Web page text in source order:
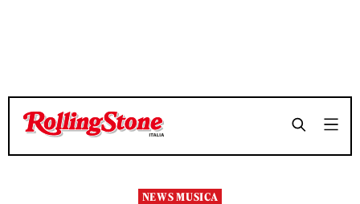
TEMPO DI LETTURA 3 MINUTI SHARE
TEMPO DI LETTURA 3 MINUTI SHARE
NEWS MUSICA